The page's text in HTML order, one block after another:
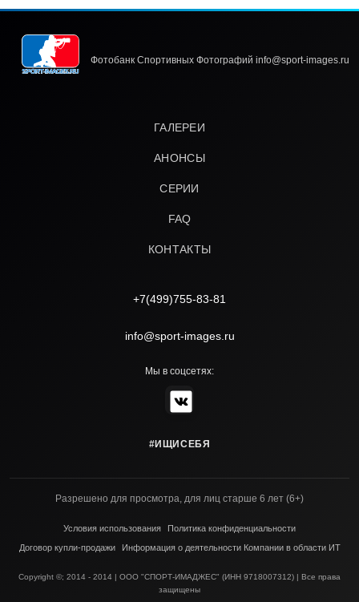
Фотобанк Спортивных Фотографий info@sport-images.ru
ГАЛЕРЕИ
АНОНСЫ
СЕРИИ
FAQ
КОНТАКТЫ
+7(499)755-83-81
info@sport-images.ru
Мы в соцсетях:
#ИЩИСЕБЯ
Разрешено для просмотра, для лиц старше 6 лет (6+)
Условия использования
Политика конфиденциальности
Договор купли-продажи
Информация о деятельности Компании в области ИТ
Copyright ©; 2014 - 2014 | ООО "СПОРТ-ИМАДЖЕС" (ИНН 9718007312) | Все права
защищены